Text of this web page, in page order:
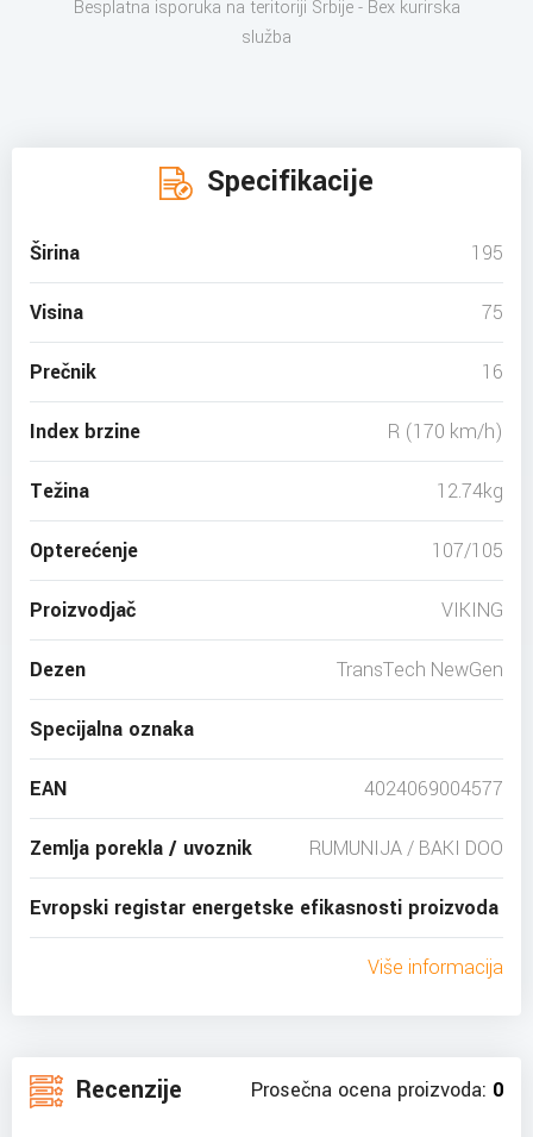
Besplatna isporuka na teritoriji Srbije - Bex kurirska
služba
Specifikacije
Širina 195
Visina 75
Prečnik 16
Index brzine R (170 km/h)
Težina 12.74kg
Opterećenje 107/105
Proizvodjač VIKING
Dezen TransTech NewGen
Specijalna oznaka
EAN 4024069004577
Zemlja porekla / uvoznik RUMUNIJA / BAKI DOO
Evropski registar energetske efikasnosti proizvoda
Više informacija
Recenzije Prosečna ocena proizvoda: 0